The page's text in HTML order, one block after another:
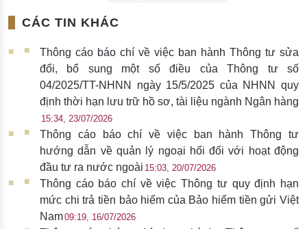
CÁC TIN KHÁC
Thông cáo báo chí về việc ban hành Thông tư sửa
đổi, bổ sung một số điều của Thông tư số
04/2025/TT-NHNN ngày 15/5/2025 của NHNN quy
định thời hạn lưu trữ hồ sơ, tài liệu ngành Ngân hàng
15:34, 23/07/2026
Thông cáo báo chí về việc ban hành Thông tư
hướng dẫn về quản lý ngoại hối đối với hoạt động
đầu tư ra nước ngoài 15:03, 20/07/2026
Thông cáo báo chí về việc Thông tư quy định hạn
mức chi trả tiền bảo hiểm của Bảo hiểm tiền gửi Việt
Nam09:19, 16/07/2026